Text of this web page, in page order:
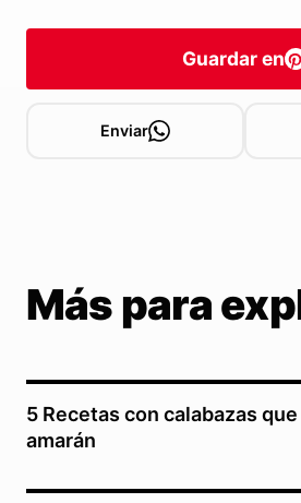
Guardar en
Enviar
Más para
5 Recetas con calabazas
amarán